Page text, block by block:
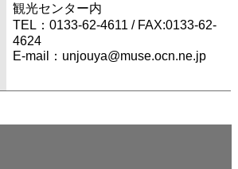
観光センター内
TEL： 0133-62-4611 / FAX:0133-62-
4624
E-mail： unjouya@muse.ocn.ne.jp